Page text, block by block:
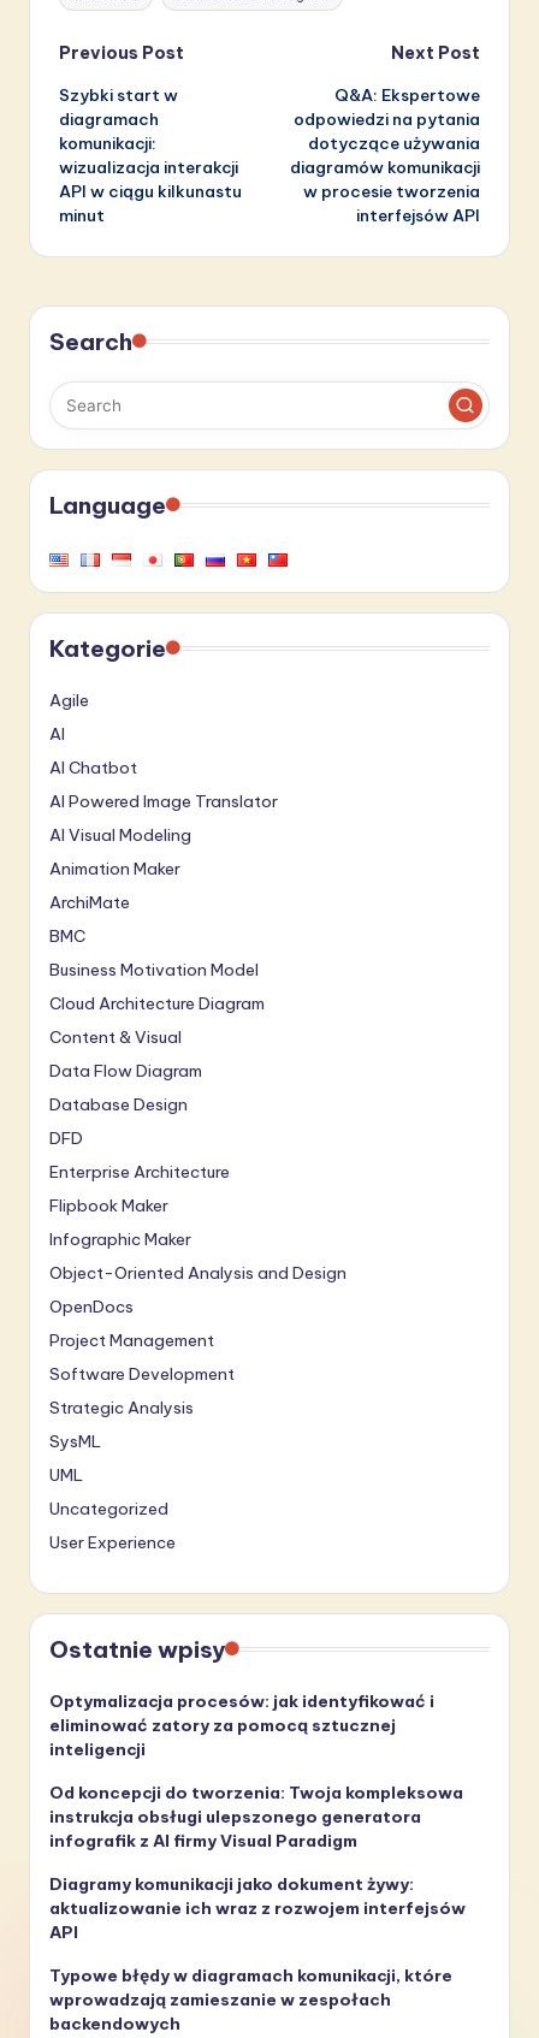
Post
navigation
Previous Post
Szybki start w
diagramach
komunikacji:
wizualizacja interakcji
API w ciągu kilkunastu
minut
Next Post
Q&A: Ekspertowe
odpowiedzi na pytania
dotyczące używania
diagramów komunikacji
w procesie tworzenia
interfejsów API
Search
Language
Kategorie
Agile
AI
AI Chatbot
AI Powered Image Translator
AI Visual Modeling
Animation Maker
ArchiMate
BMC
Business Motivation Model
Cloud Architecture Diagram
Content & Visual
Data Flow Diagram
Database Design
DFD
Enterprise Architecture
Flipbook Maker
Infographic Maker
Object-Oriented Analysis and Design
OpenDocs
Project Management
Software Development
Strategic Analysis
SysML
UML
Uncategorized
User Experience
Ostatnie wpisy
Optymalizacja procesów: jak identyfikować i
eliminować zatory za pomocą sztucznej
inteligencji
Od koncepcji do tworzenia: Twoja kompleksowa
instrukcja obsługi ulepszonego generatora
infografik z AI firmy Visual Paradigm
Diagramy komunikacji jako dokument żywy:
aktualizowanie ich wraz z rozwojem interfejsów
API
Typowe błędy w diagramach komunikacji, które
wprowadzają zamieszanie w zespołach
backendowych